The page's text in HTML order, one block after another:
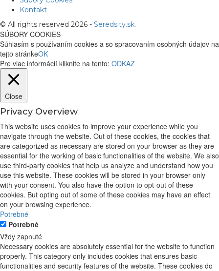
Kontakt
© All rights reserved 2026 - Seredsity.sk.
SÚBORY COOKIES
Súhlasím s používaním cookies a so spracovaním osobných údajov na
tejto stránkeOK
Pre viac informácií kliknite na tento: ODKAZ
Close
Privacy Overview
This website uses cookies to improve your experience while you
navigate through the website. Out of these cookies, the cookies that
are categorized as necessary are stored on your browser as they are
essential for the working of basic functionalities of the website. We also
use third-party cookies that help us analyze and understand how you
use this website. These cookies will be stored in your browser only
with your consent. You also have the option to opt-out of these
cookies. But opting out of some of these cookies may have an effect
on your browsing experience.
Potrebné
Potrebné
Vždy zapnuté
Necessary cookies are absolutely essential for the website to function
properly. This category only includes cookies that ensures basic
functionalities and security features of the website. These cookies do